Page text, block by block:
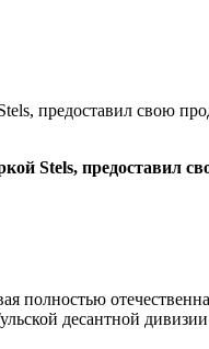
предоставил
Stels,
десантной